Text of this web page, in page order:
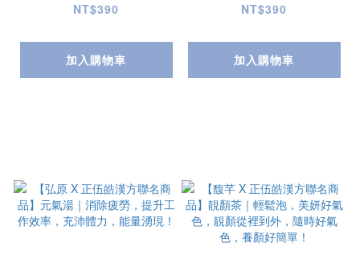
鬆消濕，消除沉重，輕
NT$390
加入購物車
保護力，清新口氣！
NT$390
加入購物車